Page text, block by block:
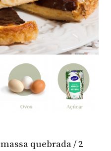
quebrada / 2